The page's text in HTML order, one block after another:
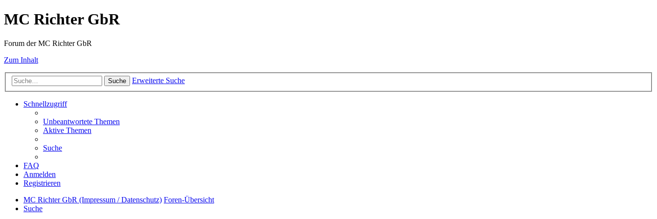
MC Richter GbR
Forum der MC Richter GbR
Zum Inhalt
Suche Erweiterte Suche
Schnellzugriff
Unbeantwortete Themen
Aktive Themen
Suche
FAQ
Anmelden
Registrieren
MC Richter GbR (Impressum / Datenschutz) Foren-Übersicht
Suche